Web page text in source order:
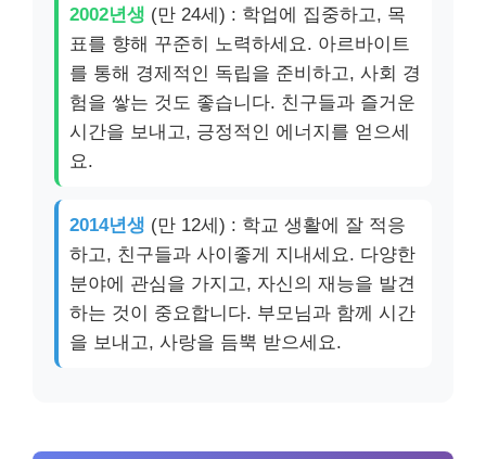
2002년생 (만 24세) : 학업에 집중하고, 목
표를 향해 꾸준히 노력하세요. 아르바이트
를 통해 경제적인 독립을 준비하고, 사회 경
험을 쌓는 것도 좋습니다. 친구들과 즐거운
시간을 보내고, 긍정적인 에너지를 얻으세
요.
2014년생 (만 12세) : 학교 생활에 잘 적응
하고, 친구들과 사이좋게 지내세요. 다양한
분야에 관심을 가지고, 자신의 재능을 발견
하는 것이 중요합니다. 부모님과 함께 시간
을 보내고, 사랑을 듬뿍 받으세요.